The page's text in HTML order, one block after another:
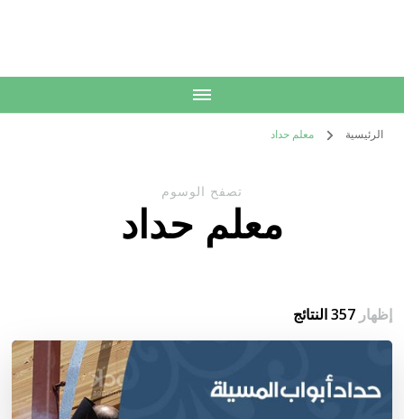
الرئيسية معلم حداد
تصفح الوسوم
معلم حداد
إظهار357 النتائج